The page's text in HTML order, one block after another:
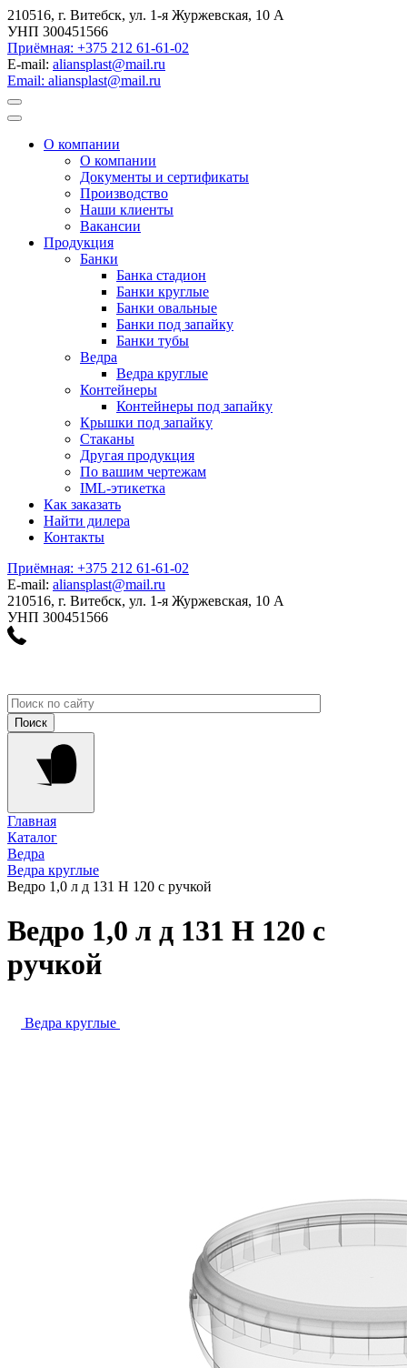
210516, г. Витебск, ул. 1-я Журжевская, 10 А
УНП 300451566
Приёмная: +375 212 61-61-02
E-mail: aliansplast@mail.ru
Email: aliansplast@mail.ru
О компании
О компании
Документы и сертификаты
Производство
Наши клиенты
Вакансии
Продукция
Банки
Банка стадион
Банки круглые
Банки овальные
Банки под запайку
Банки тубы
Ведра
Ведра круглые
Контейнеры
Контейнеры под запайку
Крышки под запайку
Стаканы
Другая продукция
По вашим чертежам
IML-этикетка
Как заказать
Найти дилера
Контакты
Приёмная: +375 212 61-61-02
E-mail: aliansplast@mail.ru
210516, г. Витебск, ул. 1-я Журжевская, 10 А
УНП 300451566
Главная
Каталог
Ведра
Ведра круглые
Ведро 1,0 л д 131 Н 120 с ручкой
Ведро 1,0 л д 131 Н 120 с
ручкой
Ведра круглые